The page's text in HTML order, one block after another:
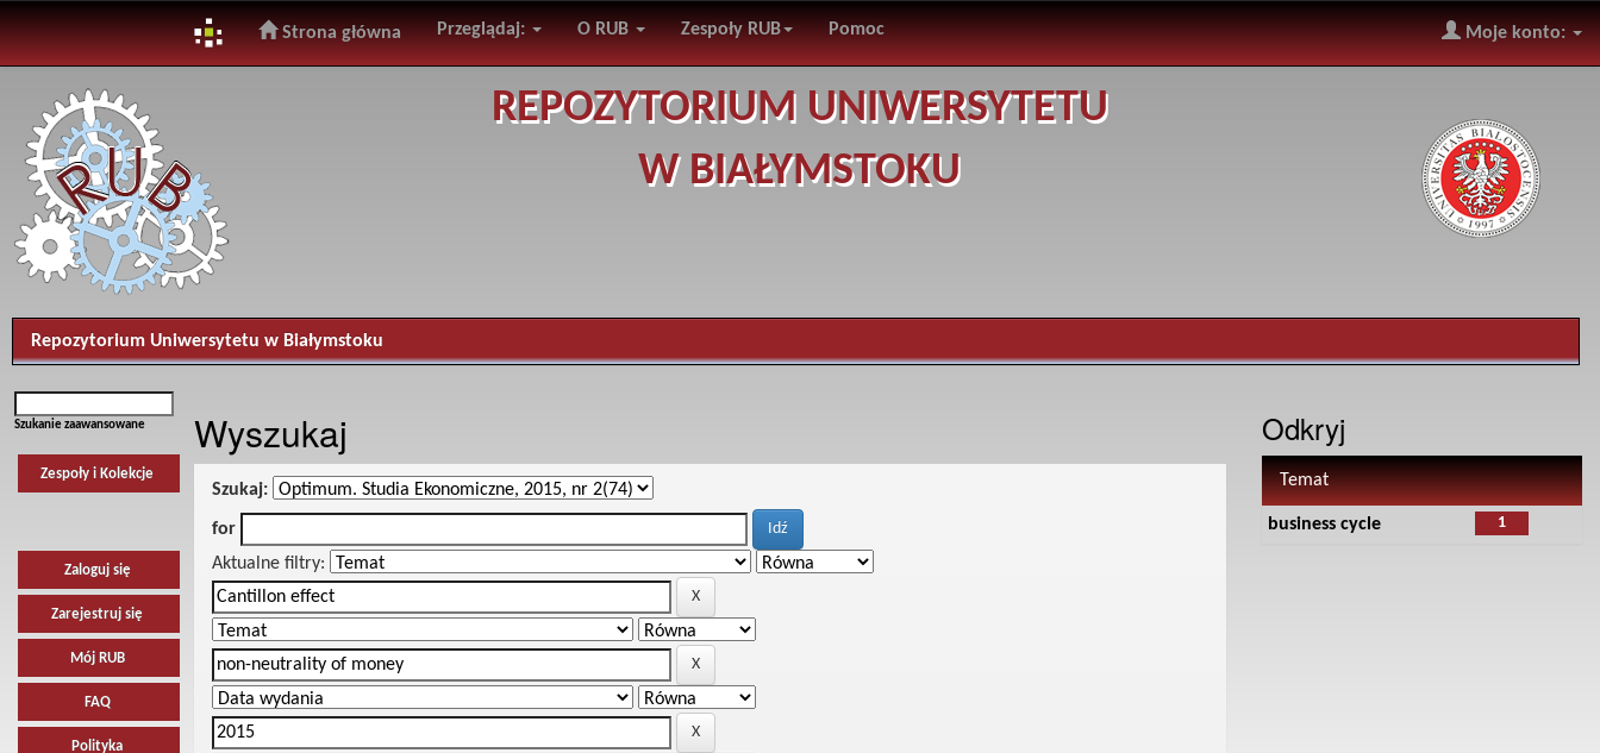
navigation
Strona główna Przeglądaj: O RUB Zespoły RUB Pomoc Moje konto:
REPOZYTORIUM UNIWERSYTETU
W BIAŁYMSTOKU
Repozytorium Uniwersytetu w Białymstoku
Szukanie zaawansowane
Zespoły i Kolekcje
Zaloguj się
Zarejestruj się
Mój RUB
FAQ
Polityka
Wyszukaj
Szukaj:
for
Aktualne filtry:
Odkryj
Temat
1
business cycle